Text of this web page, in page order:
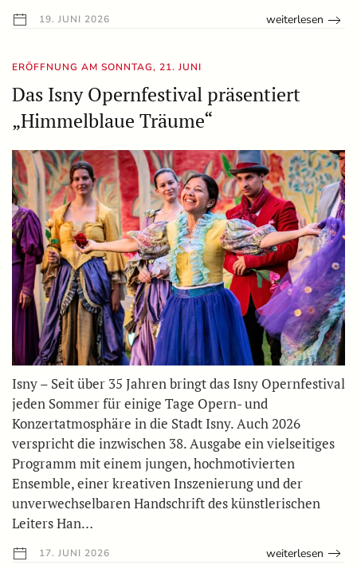
19. JUNI 2026 weiterlesen
ERÖFFNUNG AM SONNTAG, 21. JUNI
Das Isny Opernfestival präsentiert
„Himmelblaue Träume“
Isny – Seit über 35 Jahren bringt das Isny Opernfestival
jeden Sommer für einige Tage Opern- und
Konzertatmosphäre in die Stadt Isny. Auch 2026
verspricht die inzwischen 38. Ausgabe ein vielseitiges
Programm mit einem jungen, hochmotivierten
Ensemble, einer kreativen Inszenierung und der
unverwechselbaren Handschrift des künstlerischen
Leiters Han…
17. JUNI 2026 weiterlesen